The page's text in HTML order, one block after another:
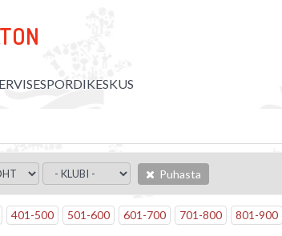
Puhasta
401 -500 501 -600 601 -700 701 -800 801 -900